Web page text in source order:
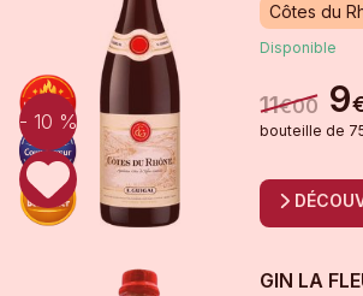
- 10 %
Côtes du
Disponible
11€00 9
bouteille de
GIN LA